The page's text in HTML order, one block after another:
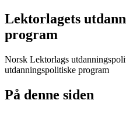
Lektorlagets
program
Norsk Lektorlags
utdanningspolitiske program
På denne siden